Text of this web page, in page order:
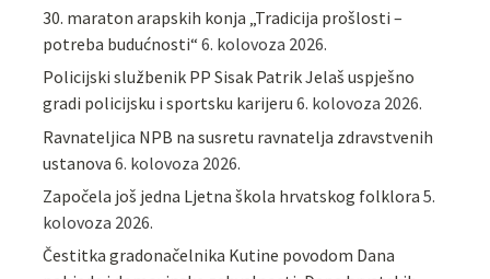
30. maraton arapskih konja „Tradicija prošlosti –
potreba budućnosti“ 6. kolovoza 2026.
Policijski službenik PP Sisak Patrik Jelaš uspješno
gradi policijsku i sportsku karijeru 6. kolovoza 2026.
Ravnateljica NPB na susretu ravnatelja zdravstvenih
ustanova 6. kolovoza 2026.
Započela još jedna Ljetna škola hrvatskog folklora 5.
kolovoza 2026.
Čestitka gradonačelnika Kutine povodom Dana